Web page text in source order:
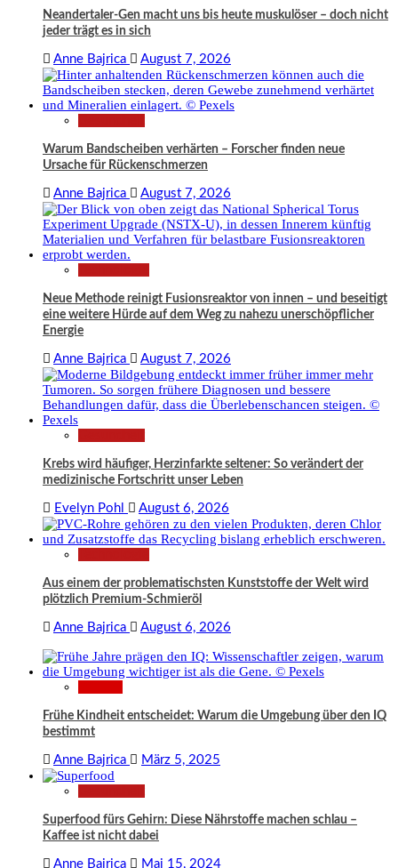
Neandertaler-Gen macht uns bis heute muskulöser – doch nicht
jeder trägt es in sich
Anne Bajrica August 7, 2026
Warum Bandscheiben verhärten – Forscher finden neue
Ursache für Rückenschmerzen
Anne Bajrica August 7, 2026
Neue Methode reinigt Fusionsreaktor von innen – und beseitigt
eine weitere Hürde auf dem Weg zu nahezu unerschöpflicher
Energie
Anne Bajrica August 7, 2026
Krebs wird häufiger, Herzinfarkte seltener: So verändert der
medizinische Fortschritt unser Leben
Evelyn Pohl August 6, 2026
Aus einem der problematischsten Kunststoffe der Welt wird
plötzlich Premium-Schmieröl
Anne Bajrica August 6, 2026
Frühe Kindheit entscheidet: Warum die Umgebung über den IQ
bestimmt
Anne Bajrica März 5, 2025
Superfood fürs Gehirn: Diese Nährstoffe machen schlau –
Kaffee ist nicht dabei
Anne Bajrica Mai 15, 2024